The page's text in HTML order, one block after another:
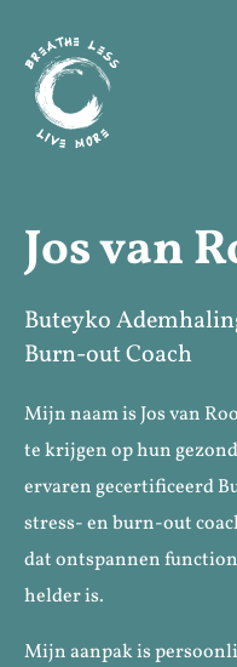
Jos van
Buteyko
Burn-out Coach
Mijn naam is Jos van
te krijgen op hun
ervaren gecertificeerd
stress- en burn-out
dat ontspannen
helder is.
Mijn aanpak is